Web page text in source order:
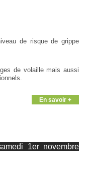
de risque de grippe
de volaille mais aussi
En savoir +
1er novembre